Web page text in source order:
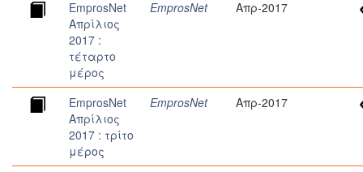
EmprosNet
Απρίλιος
2017 :
τέταρτο
μέρος
EmprosNet Απρ-2017
EmprosNet
Απρίλιος
2017 : τρίτο
μέρος
EmprosNet Απρ-2017